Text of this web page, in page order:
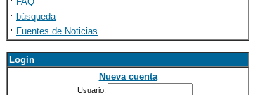
· búsqueda
· Fuentes de Noticias
Login
Nueva cuenta
Usuario: